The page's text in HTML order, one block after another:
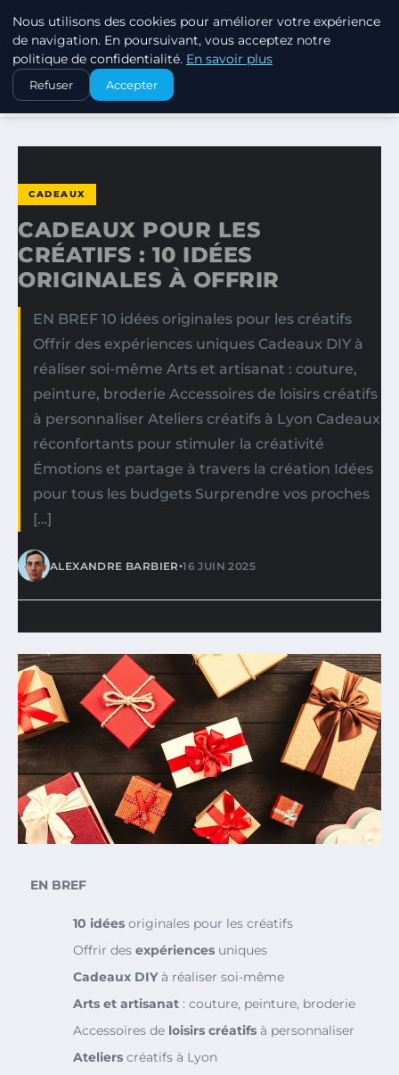
SWISSTALES
ACCUEIL
CADEAUX
CADEAUX POUR LES CRÉATIFS : 10 IDÉES ORIGINALES À…
CADEAUX
CADEAUX POUR LES
CRÉATIFS : 10 IDÉES
ORIGINALES À OFFRIR
EN BREF 10 idées originales pour les créatifs
Offrir des expériences uniques Cadeaux DIY à
réaliser soi-même Arts et artisanat : couture,
peinture, broderie Accessoires de loisirs créatifs
à personnaliser Ateliers créatifs à Lyon Cadeaux
réconfortants pour stimuler la créativité
Émotions et partage à travers la création Idées
pour tous les budgets Surprendre vos proches
[…]
ALEXANDRE BARBIER•16 JUIN 2025
EN BREF
10 idées originales pour les créatifs
Offrir des expériences uniques
Cadeaux DIYà réaliser soi-même
Arts et artisanat : couture, peinture, broderie
Accessoires de loisirs créatifs à personnaliser
Ateliers créatifs à Lyon
Nous utilisons des cookies pour améliorer votre expérience
de navigation. En poursuivant, vous acceptez notre
politique de confidentialité. En savoir plus
Refuser Accepter